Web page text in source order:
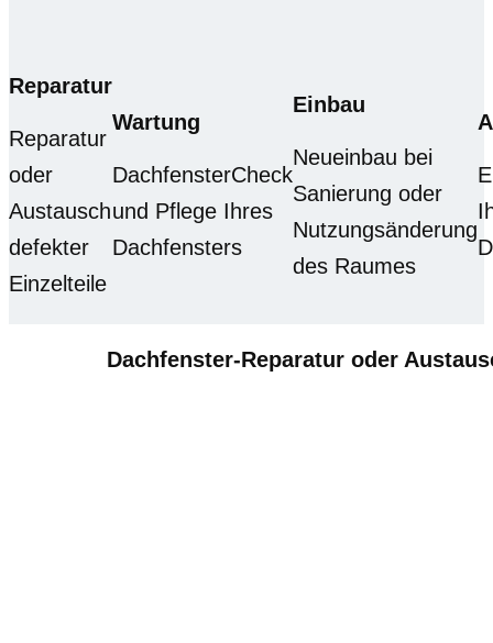
Reparatur
Reparatur
oder
Austausch
defekter
Einzelteile
Wartung
DachfensterCheck
und Pflege Ihres
Dachfensters
Einbau
Neueinbau bei
Sanierung oder
Nutzungsänderung
des Raumes
Dachfenster-Reparatur oder